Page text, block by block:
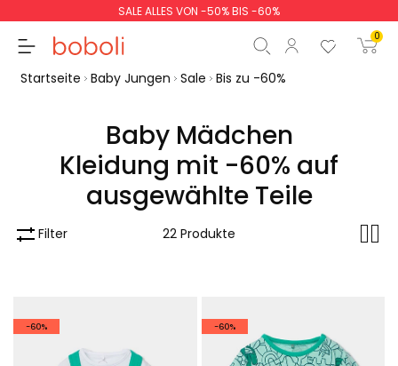
SALE ALLES VON -50% BIS -60%
0
Zwischensumme
Gesamtbetrag
Start der Bestellung
Startseite Baby Jungen Sale Bis zu -60%
Baby Mädchen
Kleidung mit -60% auf
ausgewählte Teile
Filter 22 Produkte
-60% -60%